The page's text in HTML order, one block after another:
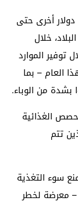
العالمي إلى 172 مليون دولار أخرى حتى
خلال
توفير الموارد
شخص هذا العام – بما
من الوباء.
الغذائية
تتم
سوء التغذية
– معرضة لخطر